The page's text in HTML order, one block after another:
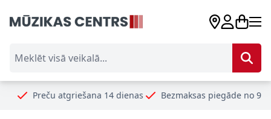
atgriešana 14 dienas Bezmaksas piegāde no 99€